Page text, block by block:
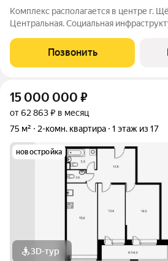
Комплекс располагается в центре г.
Центральная. Социальная
инфраструктура: рядом с жилым
продуктовые супермаркеты, салоны
Позвонить
15 000 000 ₽
от 62 863 ₽ в месяц
75 м²
2-комн. квартира 1 этаж из 17
новостройка
3D-тур